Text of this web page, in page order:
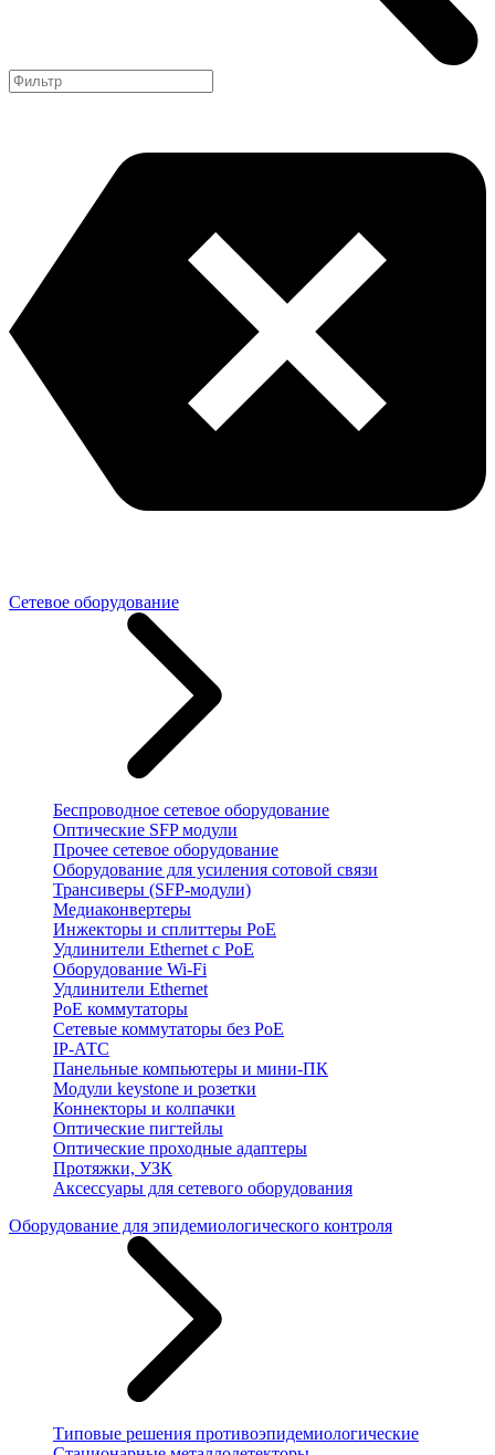
Сетевое оборудование
Беспроводное сетевое оборудование
Оптические SFP модули
Прочее сетевое оборудование
Оборудование для усиления сотовой связи
Трансиверы (SFP-модули)
Медиаконвертеры
Инжекторы и сплиттеры PoE
Удлинители Ethernet с PoE
Оборудование Wi-Fi
Удлинители Ethernet
PoE коммутаторы
Сетевые коммутаторы без PoE
IP-АТС
Панельные компьютеры и мини-ПК
Модули keystone и розетки
Коннекторы и колпачки
Оптические пигтейлы
Оптические проходные адаптеры
Протяжки, УЗК
Аксессуары для сетевого оборудования
Оборудование для эпидемиологического контроля
Типовые решения противоэпидемиологические